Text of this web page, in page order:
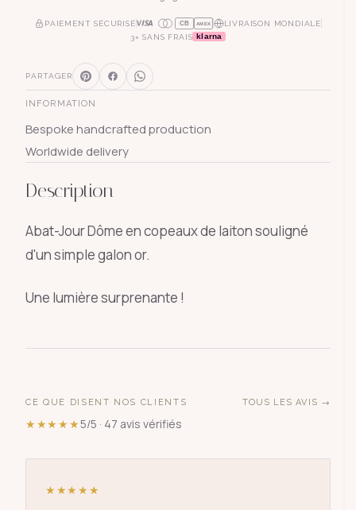
PAIEMENT SÉCURISÉ CB AMEX
LIVRAISON MONDIALE
3× SANS FRAIS klarna
PARTAGER
INFORMATION
Bespoke handcrafted production
Worldwide delivery
Description
Abat-Jour Dôme en copeaux de laiton souligné
d'un simple galon or.
Une lumière surprenante !
CE QUE DISENT NOS CLIENTS
★★★★★5/5 · 47 avis vérifiés
TOUS LES AVIS →
★★★★★